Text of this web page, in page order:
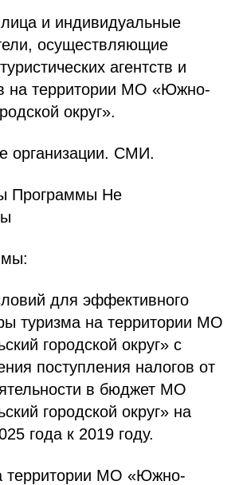
и индивидуальные
осуществляющие
агентств и
на территории МО «Южно-
округ».
организации. СМИ.
Программы Не
для эффективного
туризма на территории МО
городской округ» с
поступления налогов от
в бюджет МО
городской округ» на
года к 2019 году.
территории МО «Южно-